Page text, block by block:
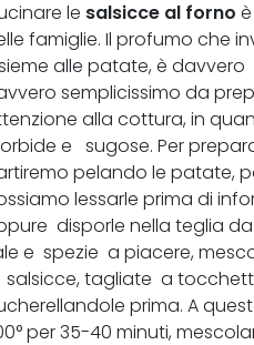
le salsicce al forno
famiglie. Il profumo che
alle patate, è
semplicissimo da
alla cottura, in
e sugose. Per
pelando le patate,
lessarle prima di
disporle nella teglia
e spezie a piacere,
salsicce, tagliate a
prima. A
per 35-40 minuti,